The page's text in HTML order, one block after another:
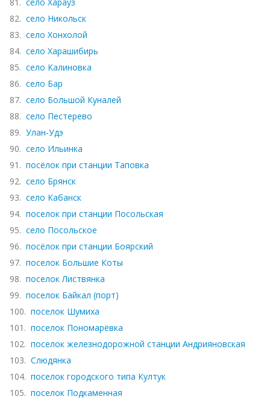
82. село Никольск
83. село Хонхолой
84. село Харашибирь
85. село Калиновка
86. село Бар
87. село Большой Куналей
88. село Пестерево
89. Улан-Удэ
90. село Ильинка
91. посёлок при станции Таповка
92. село Брянск
93. село Кабанск
94. поселок при станции Посольская
95. село Посольское
96. посёлок при станции Боярский
97. поселок Большие Коты
98. поселок Листвянка
99. поселок Байкал (порт)
100. поселок Шумиха
101. поселок Пономарёвка
102. поселок железнодорожной станции Андрияновская
103. Слюдянка
104. поселок городского типа Култук
105. поселок Подкаменная